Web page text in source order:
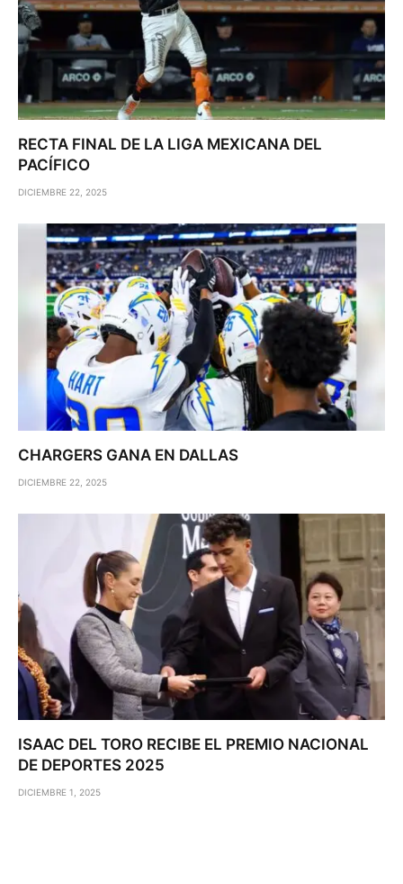
RECTA FINAL DE LA LIGA MEXICANA DEL
PACÍFICO
DICIEMBRE 22, 2025
CHARGERS GANA EN DALLAS
DICIEMBRE 22, 2025
ISAAC DEL TORO RECIBE EL PREMIO NACIONAL
DE DEPORTES 2025
DICIEMBRE 1, 2025